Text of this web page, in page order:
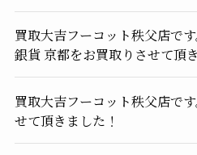
買取大吉フーコット秩父店で
銀貨 京都をお買取りさせて頂
買取大吉フーコット秩父店で
せて頂きました！